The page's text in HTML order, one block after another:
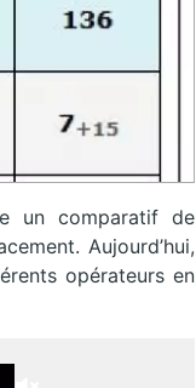
un comparatif de
Aujourd’hui,
opérateurs en